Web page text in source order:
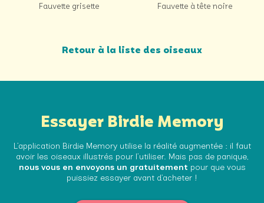
Fauvette grisette Fauvette à tête noire
Retour à la liste des oiseaux
Essayer Birdie Memory
L’application Birdie Memory utilise la réalité augmentée : il faut
avoir les oiseaux illustrés pour l’utiliser. Mais pas de panique,
nous vous en envoyons un gratuitement pour que vous
puissiez essayer avant d’acheter !